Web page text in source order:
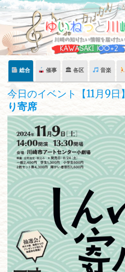
Skip
content
総合 催事 🏛 各区 音楽
今日のイベント【11月9日】
り寄席